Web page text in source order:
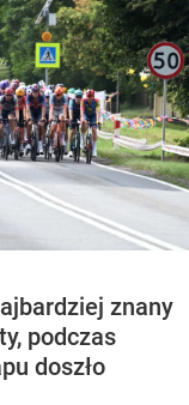
znany
podczas
doszło